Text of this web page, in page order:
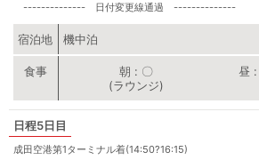
-------------- 日付変更線通過 --------------
宿泊地 機中泊
朝
〇
(ラウンジ)
昼
5日目
成田空港第1ターミナル着(14:50?16:15)